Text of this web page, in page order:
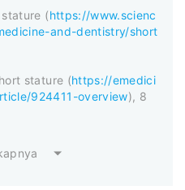
(https://www.scienc
and-dentistry/short
stature (https://emedici
924411-overview), 8